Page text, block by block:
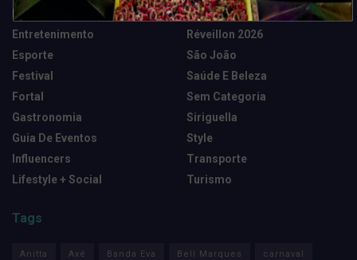
Destaques
Entretenimento
Esporte
Festival
Fortal
Gastronomia
Guia De Eventos
Influencers
Lifestyle + Social
News Tech
Réveillon 2026
São João
Saúde E Beleza
Sem Categoria
Siriguella
Style
Transporte
Turismo
Tags
Anitta Axé Banda Eva Bell Marques carnaval